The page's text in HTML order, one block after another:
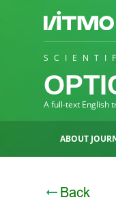
A full-text English
ABOUT
Back